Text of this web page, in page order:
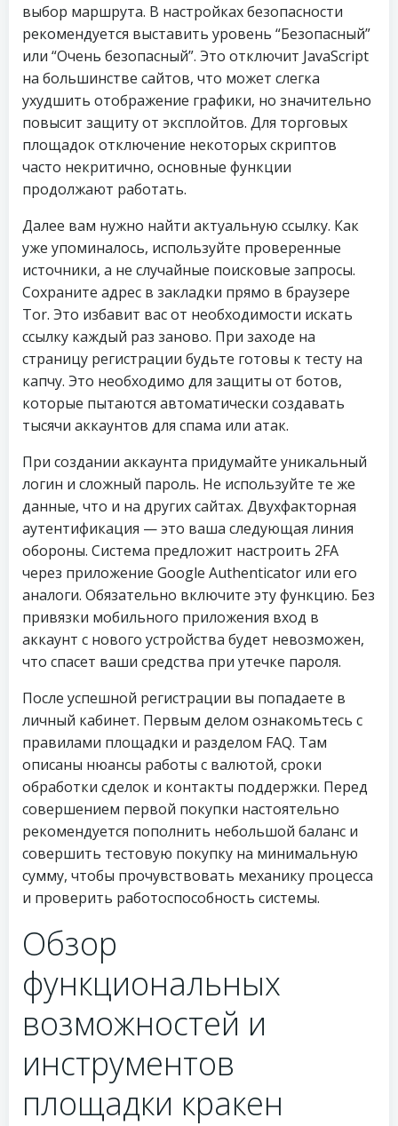
выбор маршрута. В настройках безопасности
рекомендуется выставить уровень “Безопасный”
или “Очень безопасный”. Это отключит JavaScript
на большинстве сайтов, что может слегка
ухудшить отображение графики, но значительно
повысит защиту от эксплойтов. Для торговых
площадок отключение некоторых скриптов
часто некритично, основные функции
продолжают работать.
Далее вам нужно найти актуальную ссылку. Как
уже упоминалось, используйте проверенные
источники, а не случайные поисковые запросы.
Сохраните адрес в закладки прямо в браузере
Tor. Это избавит вас от необходимости искать
ссылку каждый раз заново. При заходе на
страницу регистрации будьте готовы к тесту на
капчу. Это необходимо для защиты от ботов,
которые пытаются автоматически создавать
тысячи аккаунтов для спама или атак.
При создании аккаунта придумайте уникальный
логин и сложный пароль. Не используйте те же
данные, что и на других сайтах. Двухфакторная
аутентификация — это ваша следующая линия
обороны. Система предложит настроить 2FA
через приложение Google Authenticator или его
аналоги. Обязательно включите эту функцию. Без
привязки мобильного приложения вход в
аккаунт с нового устройства будет невозможен,
что спасет ваши средства при утечке пароля.
После успешной регистрации вы попадаете в
личный кабинет. Первым делом ознакомьтесь с
правилами площадки и разделом FAQ. Там
описаны нюансы работы с валютой, сроки
обработки сделок и контакты поддержки. Перед
совершением первой покупки настоятельно
рекомендуется пополнить небольшой баланс и
совершить тестовую покупку на минимальную
сумму, чтобы прочувствовать механику процесса
и проверить работоспособность системы.
Обзор
функциональных
возможностей и
инструментов
площадки кракен